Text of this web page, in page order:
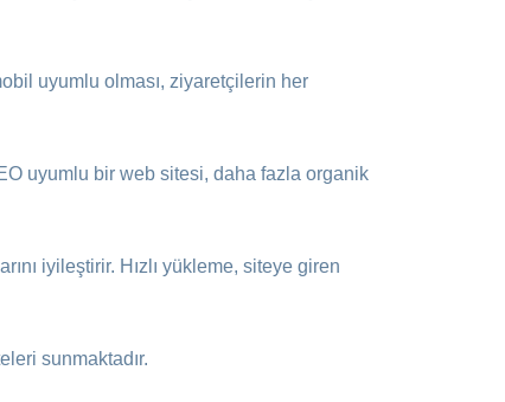
uyumlu olması, ziyaretçilerin her
uyumlu bir web sitesi, daha fazla organik
iyileştirir. Hızlı yükleme, siteye giren
sunmaktadır.